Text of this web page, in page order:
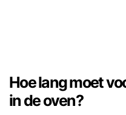
Hoe lang moet
in de oven?